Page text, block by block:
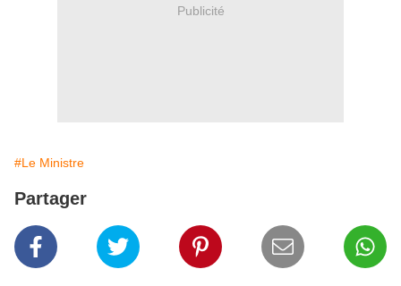
Publicité
#Le Ministre
Partager